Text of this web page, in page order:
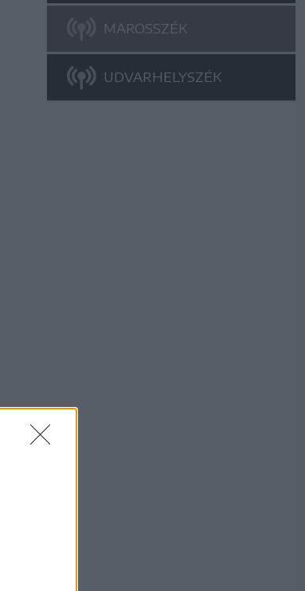
MAROSSZÉK
UDVARHELYSZÉK